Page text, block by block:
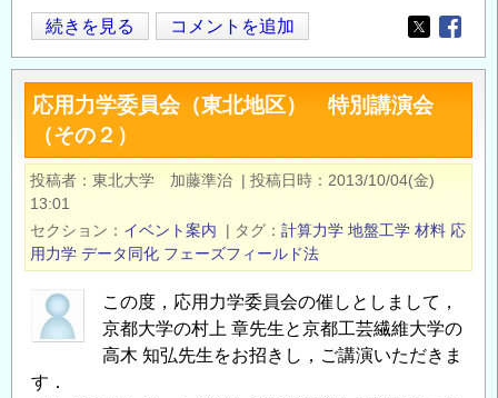
講
演
会
「橋
梁・
道
路
の
振
動
問
そ
続きを見る コメントを追加
Opens in
応用力学委員会（東北地区） 特別講演会
（その２）
投稿者 東北大学 加藤準治 | 投稿日時
2013/10/04(金)
13:01
セクション
イベント案内 | タグ 計算力学 地盤工学 材料 応
用力学 データ同化 フェーズフィールド法
この度，応用力学委員会の催しとしまして，
京都大学の村上 章先生と京都工芸繊維大学の
高木 知弘先生をお招きし，ご講演いただきま
す．